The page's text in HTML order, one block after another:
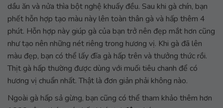
dầu ăn và nửa thìa bột nghệ khuấy đều. Sau khi gà chín, bạn
phết hỗn hợp tạo màu này lên toàn thân gà và hấp thêm 4
phút. Hỗn hợp này giúp gà của bạn trở nên đẹp mắt hơn cũng
như tạo nên những nét riêng trong hương vị. Khi gà đã lên
màu đẹp, bạn có thể lấy đĩa gà hấp trên và thưởng thức rồi.
Thịt gà hấp thường được dùng với muối tiêu chanh để có
hương vị chuẩn nhất. Thật là đơn giản phải không nào.
Ngoài gà hấp sả gừng, bạn cũng có thể tham khảo thêm hơn